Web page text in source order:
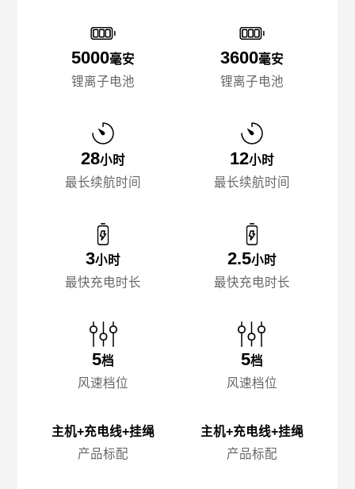
5000毫安
锂离子电池
28小时
最长续航时间
3小时
最快充电时长
5档
风速档位
主机+充电线+挂绳
产品标配
3600毫安
锂离子电池
12小时
最长续航时间
2.5小时
最快充电时长
5档
风速档位
主机+充电线+挂绳
产品标配